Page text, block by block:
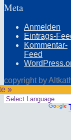
Meta
Anmelden
Eintrags-
Kommentar-
Feed
copyright by
»